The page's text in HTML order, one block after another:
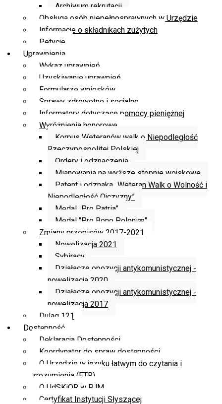
Archiwum rekrutacji
Obsługa osób niepełnosprawnych w Urzędzie
Informacje o składnikach zużytych
Petycje
Uprawnienia
Wykaz uprawnień
Uzyskiwanie uprawnień
Formularze wniosków
Sprawy zdrowotne i socjalne
Informatory dotyczące pomocy pieniężnej
Wyróżnienia honorowe
Korpus Weteranów walk o Niepodległość
Rzeczypospolitej Polskiej
Ordery i odznaczenia
Mianowania na wyższe stopnie wojskowe
Patent i odznaka „Weteran Walk o Wolność i
Niepodległość Ojczyzny”
Medal „Pro Patria”
Medal "Pro Bono Poloniæ"
Zmiany przepisów 2017-2021
Nowelizacja 2021
Sybiracy
Działacze opozycji antykomunistycznej -
nowelizacja 2020
Działacze opozycji antykomunistycznej -
nowelizacja 2017
Dulag 121
Dostępność
Deklaracja Dostępności
Koordynator do spraw dostępności
O Urzędzie w języku łatwym do czytania i
zrozumienia (ETR)
O UdSKiOR w PJM
Certyfikat Instytucji Słyszącej